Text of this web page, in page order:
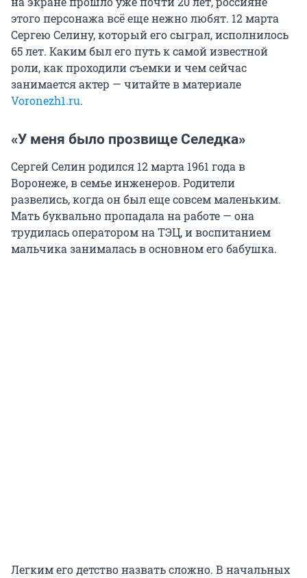
этого персонажа всё еще нежно любят. 12 марта
Сергею Селину, который его сыграл, исполнилось
65 лет. Каким был его путь к самой известной
роли, как проходили съемки и чем сейчас
занимается актер — читайте в материале
Voronezh1.ru.
«У меня было прозвище Селедка»
Сергей Селин родился 12 марта 1961 года в
Воронеже, в семье инженеров. Родители
развелись, когда он был еще совсем маленьким.
Мать буквально пропадала на работе — она
трудилась оператором на ТЭЦ, и воспитанием
мальчика занималась в основном его бабушка.
Легким его детство назвать сложно. В начальных